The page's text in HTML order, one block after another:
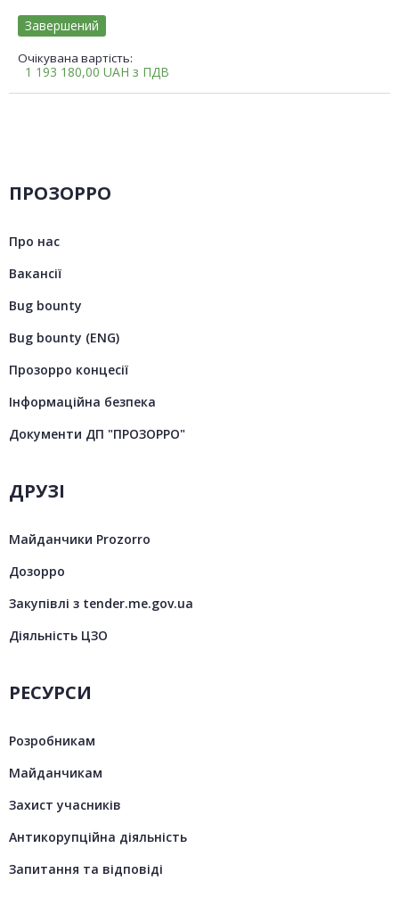
Очікувана вартість:
1 193 180,00 UAH з ПДВ
Завершений
ПРОЗОРРО
Про нас
Вакансії
Bug bounty
Bug bounty (ENG)
Прозорро концесії
Інформаційна безпека
Документи ДП "ПРОЗОРРО"
ДРУЗІ
Майданчики Prozorro
Дозорро
Закупівлі з tender.me.gov.ua
Діяльність ЦЗО
РЕСУРСИ
Розробникам
Майданчикам
Захист учасників
Антикорупційна діяльність
Запитання та відповіді